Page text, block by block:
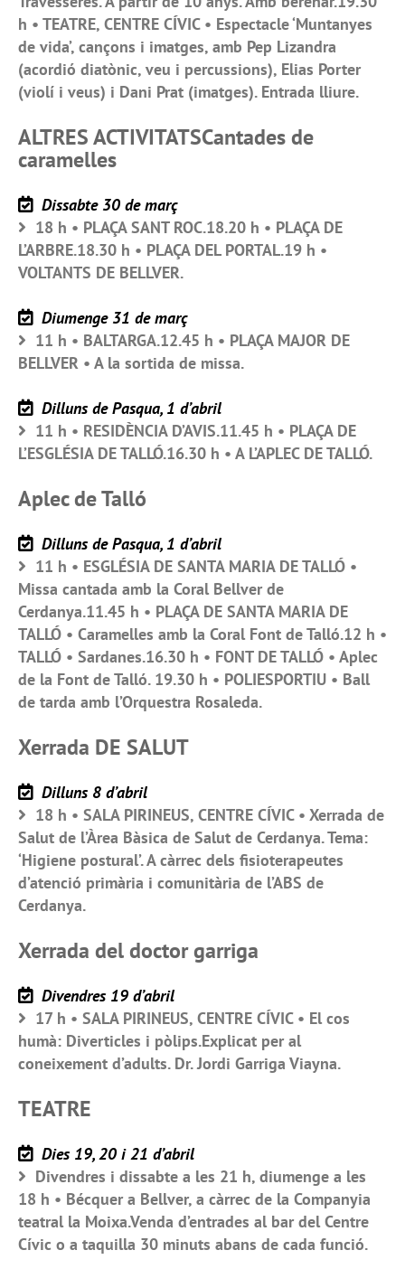
h • TEATRE, CENTRE CÍVIC • Espectacle ‘Muntanyes
de vida’, cançons i imatges, amb Pep Lizandra
(acordió diatònic, veu i percussions), Elias Porter
(violí i veus) i Dani Prat (imatges). Entrada lliure.
ALTRES ACTIVITATSCantades de
caramelles
Dissabte 30 de març
18 h • PLAÇA SANT ROC.18.20 h • PLAÇA DE
L’ARBRE.18.30 h • PLAÇA DEL PORTAL.19 h •
VOLTANTS DE BELLVER.
Diumenge 31 de març
11 h • BALTARGA.12.45 h • PLAÇA MAJOR DE
BELLVER • A la sortida de missa.
Dilluns de Pasqua, 1 d’abril
11 h • RESIDÈNCIA D’AVIS.11.45 h • PLAÇA DE
L’ESGLÉSIA DE TALLÓ.16.30 h • A L’APLEC DE TALLÓ.
Aplec de Talló
Dilluns de Pasqua, 1 d’abril
11 h • ESGLÉSIA DE SANTA MARIA DE TALLÓ •
Missa cantada amb la Coral Bellver de
Cerdanya.11.45 h • PLAÇA DE SANTA MARIA DE
TALLÓ • Caramelles amb la Coral Font de Talló.12 h •
TALLÓ • Sardanes.16.30 h • FONT DE TALLÓ • Aplec
de la Font de Talló. 19.30 h • POLIESPORTIU • Ball
de tarda amb l’Orquestra Rosaleda.
Xerrada DE SALUT
Dilluns 8 d’abril
18 h • SALA PIRINEUS, CENTRE CÍVIC • Xerrada de
Salut de l’Àrea Bàsica de Salut de Cerdanya. Tema:
‘Higiene postural’. A càrrec dels fisioterapeutes
d’atenció primària i comunitària de l’ABS de
Cerdanya.
Xerrada del doctor garriga
Divendres 19 d’abril
17 h • SALA PIRINEUS, CENTRE CÍVIC • El cos
humà: Diverticles i pòlips.Explicat per al
coneixement d’adults. Dr. Jordi Garriga Viayna.
TEATRE
Dies 19, 20 i 21 d’abril
Divendres i dissabte a les 21 h, diumenge a les
18 h • Bécquer a Bellver, a càrrec de la Companyia
teatral la Moixa.Venda d’entrades al bar del Centre
Cívic o a taquilla 30 minuts abans de cada funció.